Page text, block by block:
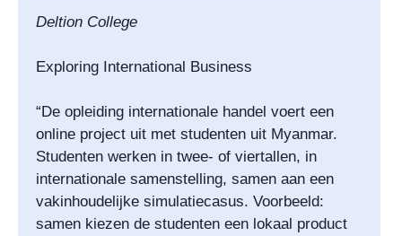
Deltion College
Exploring International Business
“De opleiding internationale handel voert een
online project uit met studenten uit Myanmar.
Studenten werken in twee- of viertallen, in
internationale samenstelling, samen aan een
vakinhoudelijke simulatiecasus. Voorbeeld:
samen kiezen de studenten een lokaal product